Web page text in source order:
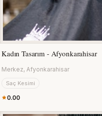
Kadın Tasarım - Afyonkarahisar
Merkez, Afyonkarahisar
Saç Kesimi
0.00